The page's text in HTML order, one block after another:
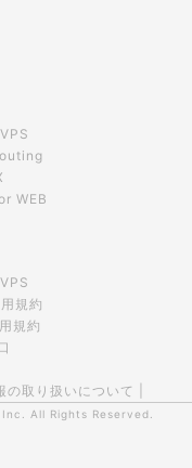
WEB
規約
規約
の取り扱いについて
All Rights Reserved.